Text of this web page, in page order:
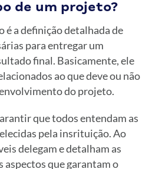
de um projeto?
é a definição detalhada de
para entregar um
final. Basicamente, ele
ao que deve ou não
do projeto.
que todos entendam as
pela insrituição. Ao
delegam e detalham as
aspectos que garantam o